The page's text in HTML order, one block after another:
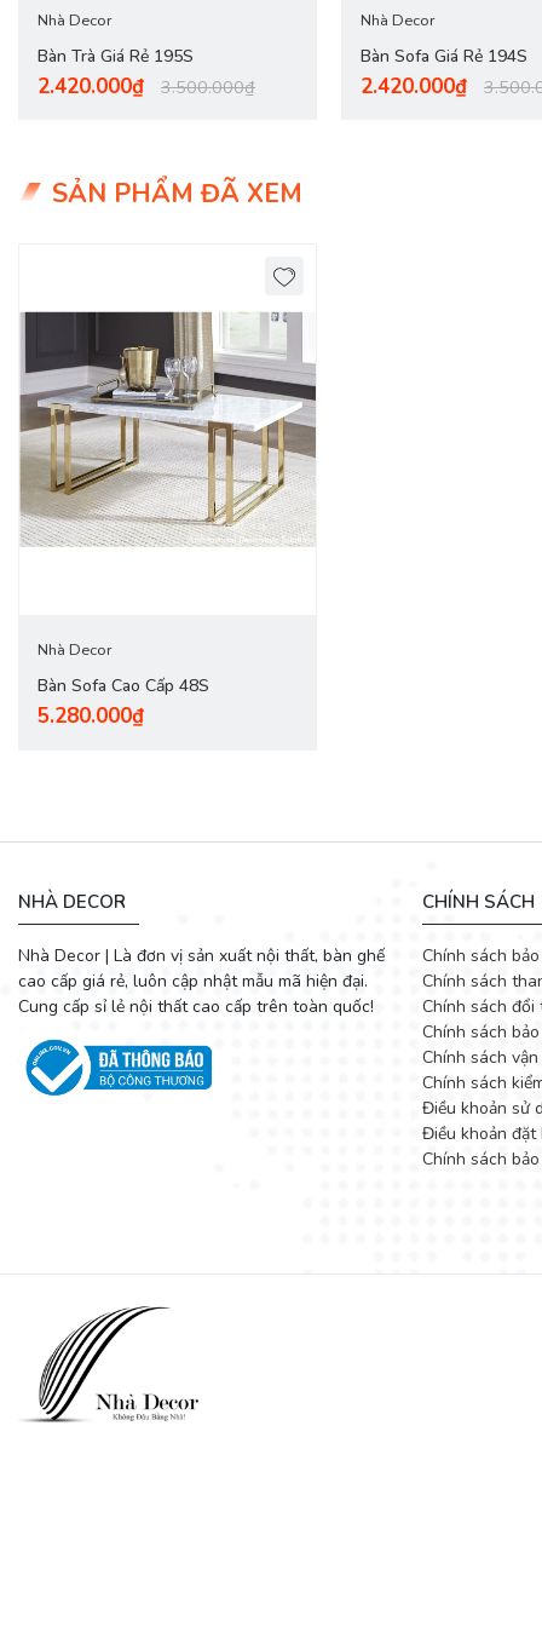
Nhà Decor
Bàn Trà Giá Rẻ 195S
2.420.000₫ 3.500.000₫
Nhà Decor
Bàn Sofa Giá Rẻ 194S
2.420.000₫
SẢN PHẨM ĐÃ XEM
Nhà Decor
Bàn Sofa Cao Cấp 48S
5.280.000₫
NHÀ DECOR
Nhà Decor | Là đơn vị sản xuất nội thất, bàn ghế
cao cấp giá rẻ, luôn cập nhật mẫu mã hiện đại.
Cung cấp sỉ lẻ nội thất cao cấp trên toàn quốc!
CHÍNH SÁCH
Chính sách
Chính sách
Chính sách đổi
Chính sách
Chính sách
Chính sách
Điều khoản sử
Điều khoản
Chính sách